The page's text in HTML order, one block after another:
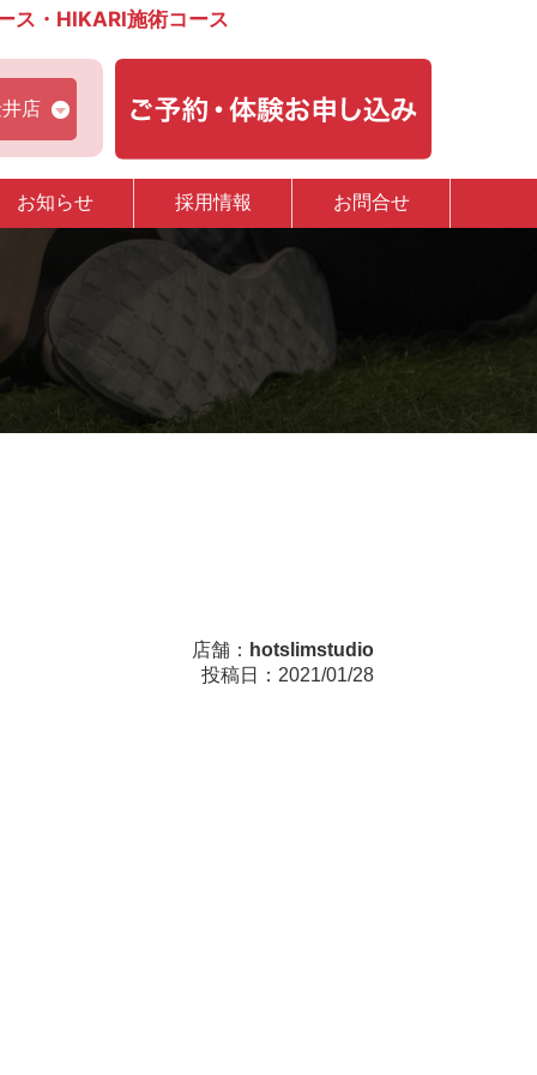
ス・HIKARI施術コース
店
お知らせ 採用情報 お問合せ
店舗： hotslimstudio
投稿日：2021/01/28